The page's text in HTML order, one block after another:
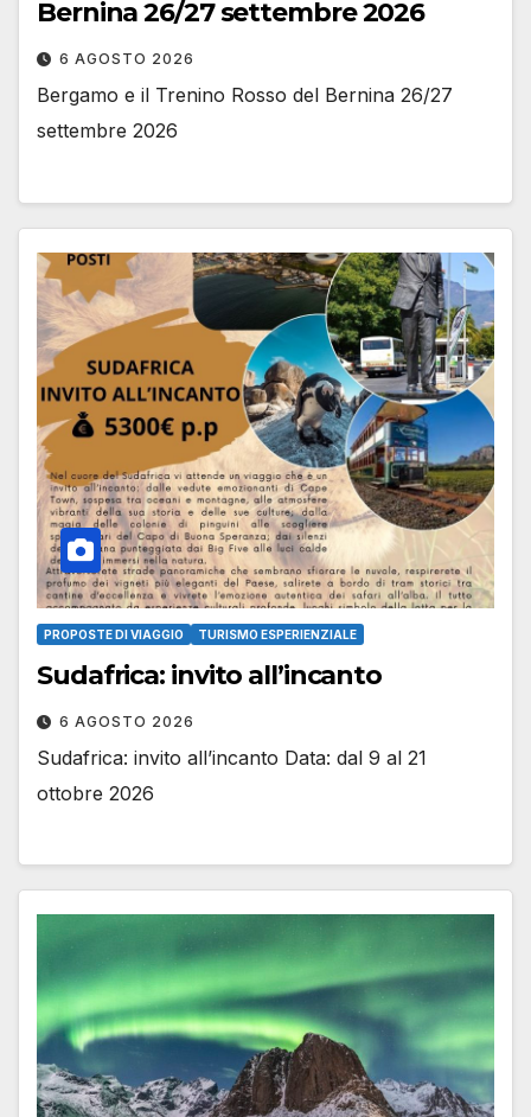
Bernina 26/27 settembre 2026
6 AGOSTO 2026
Bergamo e il Trenino Rosso del Bernina 26/27
settembre 2026
PROPOSTE DI VIAGGIO TURISMO ESPERIENZIALE
Sudafrica: invito all’incanto
6 AGOSTO 2026
Sudafrica: invito all’incanto Data: dal 9 al 21
ottobre 2026